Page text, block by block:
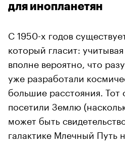
для инопланетян
С 1950-х годов
который гласит:
вполне вероятно, что
уже разработали
большие расстояния.
посетили Землю
может быть
галактике Млечный Путь